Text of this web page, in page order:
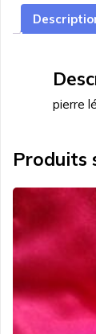
mauve
60cc
pierre
Produits